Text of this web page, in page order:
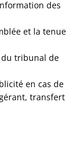
des
et la tenue
du tribunal de
en cas de
transfert